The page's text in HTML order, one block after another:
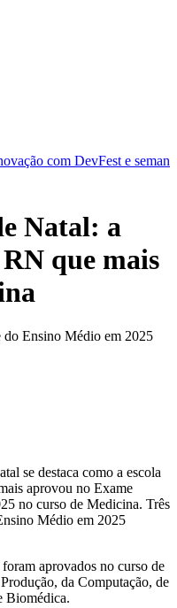
semana de eventos
Natal: a
que mais
do Ensino Médio em 2025
se destaca como a escola
aprovou no Exame
no curso de Medicina. Três
Médio em 2025
aprovados no curso de
da Computação, de
Biomédica.